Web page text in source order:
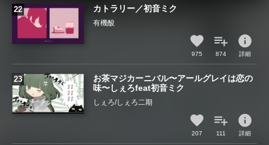
カトラリー／初音ミク
有機酸
975 874
info
詳細
お茶マジカーニバル〜アールグレイは恋の
味〜しぇろfeat初音ミク
しぇろ/しぇろ二期
207 111
info
詳細